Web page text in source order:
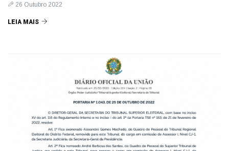
26 Outubro 2022
LEIA MAIS